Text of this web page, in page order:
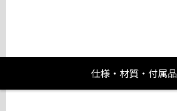
仕様・材質・付属品